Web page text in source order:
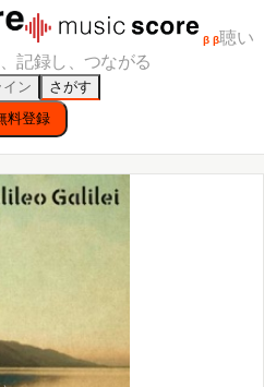
β β聴い
記録し、つながる
イン
さがす
料登録